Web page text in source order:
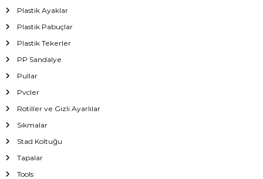
Plastik Ayaklar
Plastik Pabuçlar
Plastik Tekerler
PP Sandalye
Pullar
Pvcler
Rotiller ve Gizli Ayarlılar
Sıkmalar
Stad Koltuğu
Tapalar
Tools